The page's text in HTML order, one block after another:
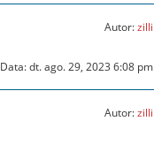
Autor:zilli
Data: dt. ago. 29, 2023 6:08 pm
Autor:zilli